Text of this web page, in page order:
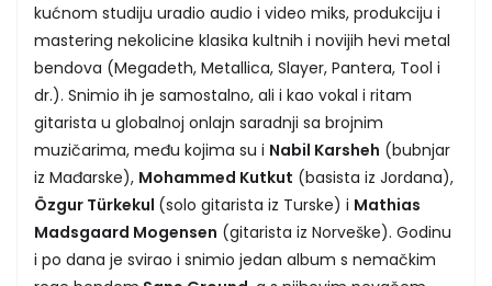
kućnom studiju uradio audio i video miks, produkciju i
mastering nekolicine klasika kultnih i novijih hevi metal
bendova (Megadeth, Metallica, Slayer, Pantera, Tool i
dr.). Snimio ih je samostalno, ali i kao vokal i ritam
gitarista u globalnoj onlajn saradnji sa brojnim
muzičarima, među kojima su i Nabil Karsheh (bubnjar
iz Mađarske), Mohammed Kutkut (basista iz Jordana),
Özgur Türkekul (solo gitarista iz Turske) i Mathias
Madsgaard Mogensen (gitarista iz Norveške). Godinu
i po dana je svirao i snimio jedan album s nemačkim